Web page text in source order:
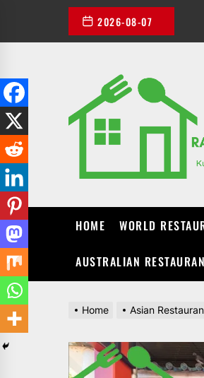
the
2026-08-07
HOME WORLD
AUSTRALIAN
Home Asian